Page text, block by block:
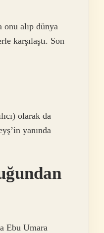
onu alıp dünya
karşılaştı. Son
yanında
Ebu Umara